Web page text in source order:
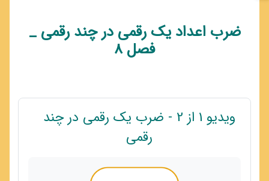
ضرب اعداد یک رقمی در چند رقمی _
فصل 8
ویدیو 1 از 2 - ضرب یک رقمی در چند
رقمی